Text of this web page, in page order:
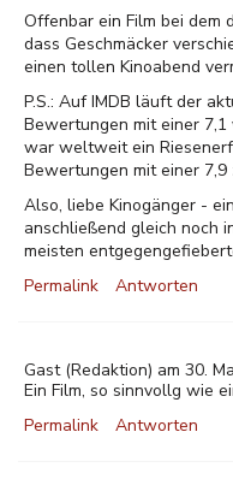
Offenbar ein Film bei dem
dass Geschmäcker
einen tollen Kinoabend
P.S.: Auf IMDB läuft der
Bewertungen mit einer
war weltweit ein
Bewertungen mit einer 7,9
Also, liebe Kinogänger -
anschließend gleich noch
meisten
Permalink
Antworten
Gast (Redaktion) am 30.
Ein Film, so sinnvollg wie
Permalink
Antworten